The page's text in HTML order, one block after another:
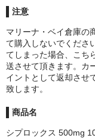
注意
マリーナ・ベイ倉庫の
て購入しないでくださ
てしまった場合、こち
送させて頂きます。カ
イントとして返却させ
致します。
商品名
シプロックス 500mg